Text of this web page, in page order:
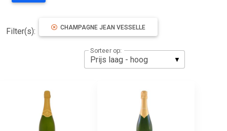
Filter(s): CHAMPAGNE JEAN VESSELLE
Sorteer op: